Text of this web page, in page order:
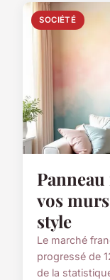
SOCIÉTÉ
vos
style
Le marché
progressé de
de la